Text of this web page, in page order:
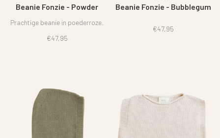
Beanie Fonzie - Powder
Prachtige beanie in poederroze.
€47,95
Beanie Fonzie - Bubblegum
€47,95